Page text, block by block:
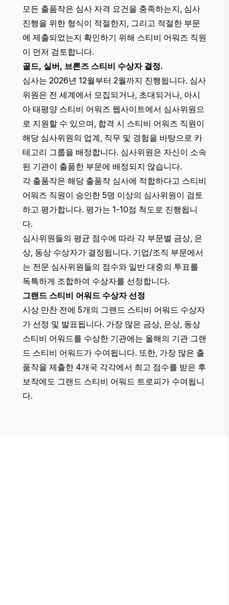
모든 출품작은 심사 자격 요건을 충족하는지, 심사
진행을 위한 형식이 적절한지, 그리고 적절한 부문
에 제출되었는지 확인하기 위해 스티비 어워즈 직원
이 먼저 검토합니다.
골드, 실버, 브론즈 스티비 수상자 결정.
심사는 2026년 12월부터 2월까지 진행됩니다. 심사
위원은 전 세계에서 모집되거나, 초대되거나, 아시
아 태평양 스티비 어워즈 웹사이트에서 심사위원으
로 지원할 수 있으며, 합격 시 스티비 어워즈 직원이
해당 심사위원의 업계, 직무 및 경험을 바탕으로 카
테고리 그룹을 배정합니다. 심사위원은 자신이 소속
된 기관이 출품한 부문에 배정되지 않습니다.
각 출품작은 해당 출품작 심사에 적합하다고 스티비
어워즈 직원이 승인한 5명 이상의 심사위원이 검토
하고 평가합니다. 평가는 1-10점 척도로 진행됩니
다.
심사위원들의 평균 점수에 따라 각 부문별 금상, 은
상, 동상 수상자가 결정됩니다. 기업/조직 부문에서
는 전문 심사위원들의 점수와 일반 대중의 투표를
독특하게 조합하여 수상자를 선정합니다.
그랜드 스티비 어워드 수상자 선정
시상 만찬 전에 5개의 그랜드 스티비 어워드 수상자
가 선정 및 발표됩니다. 가장 많은 금상, 은상, 동상
스티비 어워드를 수상한 기관에는 올해의 기관 그랜
드 스티비 어워드가 수여됩니다. 또한, 가장 많은 출
품작을 제출한 4개국 각각에서 최고 점수를 받은 후
보작에도 그랜드 스티비 어워드 트로피가 수여됩니
다.